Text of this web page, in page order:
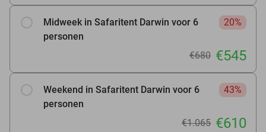
Midweek in Safaritent Darwin voor 6
personen
20%
€680 €545
Weekend in Safaritent Darwin voor 6
personen
43%
€1.065 €610